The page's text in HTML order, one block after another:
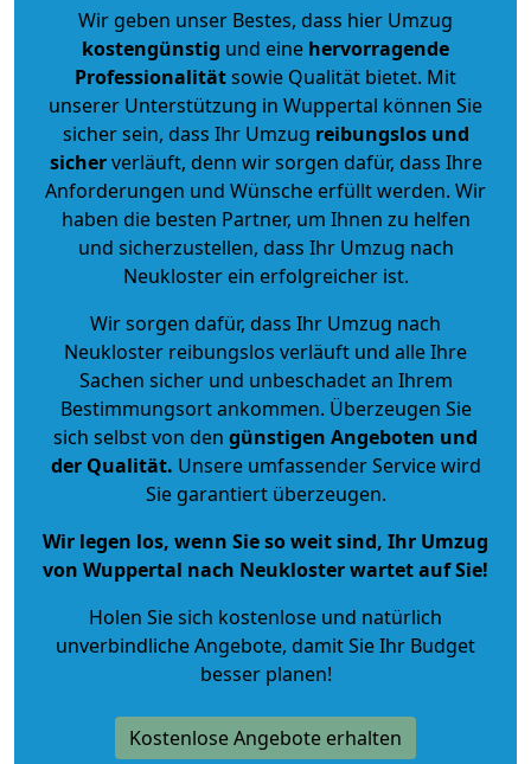
Wir geben unser Bestes, dass hier Umzug
kostengünstig und eine hervorragende
Professionalitätsowie Qualität bietet. Mit
unserer Unterstützung in Wuppertal können Sie
sicher sein, dass Ihr Umzug reibungslos und
sicherverläuft, denn wir sorgen dafür, dass Ihre
Anforderungen und Wünsche erfüllt werden. Wir
haben die besten Partner, um Ihnen zu helfen
und sicherzustellen, dass Ihr Umzug nach
Neukloster ein erfolgreicher ist.
Wir sorgen dafür, dass Ihr Umzug nach
Neukloster reibungslos verläuft und alle Ihre
Sachen sicher und unbeschadet an Ihrem
Bestimmungsort ankommen. Überzeugen Sie
sich selbst von den günstigen Angeboten und
der Qualität. Unsere umfassender Service wird
Sie garantiert überzeugen.
Wir legen los, wenn Sie so weit sind, Ihr Umzug
von Wuppertal nach Neukloster wartet auf Sie!
Holen Sie sich kostenlose und natürlich
unverbindliche Angebote, damit Sie Ihr Budget
besser planen!
Kostenlose Angebote erhalten